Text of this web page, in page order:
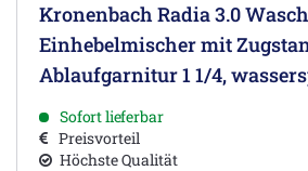
Kronenbach Radia 3.0
Einhebelmischer mit
Ablaufgarnitur 1 1/4,
Sofort lieferbar
Preisvorteil
Höchste Qualität